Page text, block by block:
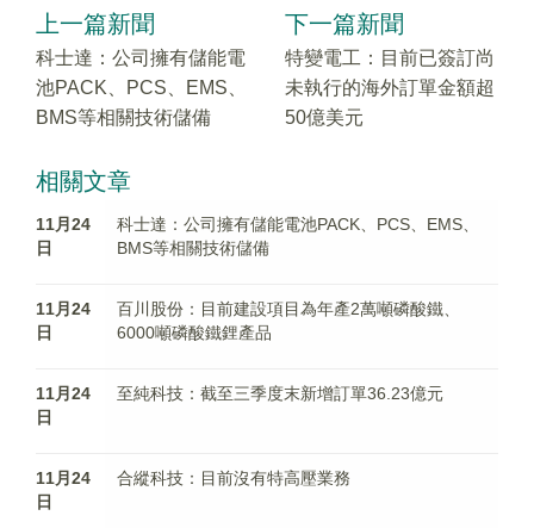
上一篇新聞
科士達：公司擁有儲能電
池PACK、PCS、EMS、
BMS等相關技術儲備
下一篇新聞
特變電工：目前已簽訂尚
未執行的海外訂單金額超
50億美元
相關文章
11月24
日
科士達：公司擁有儲能電池PACK、PCS、EMS、
BMS等相關技術儲備
11月24
日
百川股份：目前建設項目為年產2萬噸磷酸鐵、
6000噸磷酸鐵鋰產品
11月24
日
至純科技：截至三季度末新增訂單36.23億元
11月24
日
合縱科技：目前沒有特高壓業務